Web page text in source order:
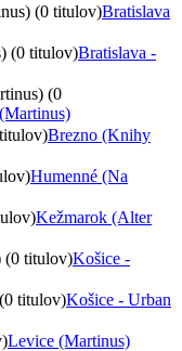
(0 titulov)Bratislava
(0 titulov)Bratislava -
(0
Brezno (Knihy
Humenné (Na
Kežmarok (Alter
(0 titulov)Košice -
titulov)Košice - Urban
Levice (Martinus)